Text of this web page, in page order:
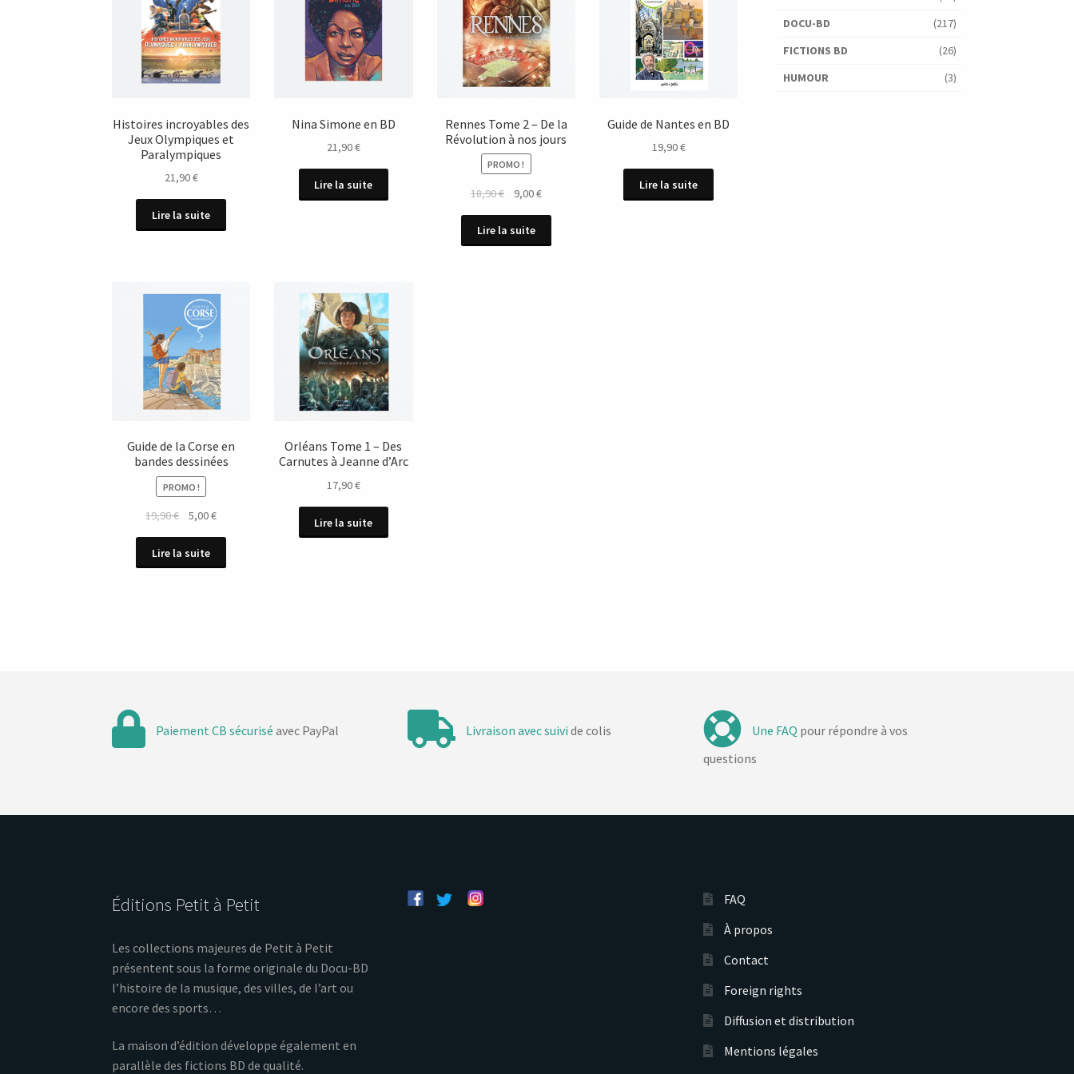
Histoires incroyables des
Jeux Olympiques et
Paralympiques
21,90€
Lire la suite
Nina Simone en BD
21,90€
Lire la suite
Rennes Tome 2 – De la
Révolution à nos jours
PROMO !
18,90€
Le
initial
était :
9,00€Le
est :
Lire la suite
Guide de Nantes en BD
19,90€
Lire la suite
Guide de la Corse en
bandes dessinées
PROMO !
19,90€
Le
initial
était :
5,00€Le
est :
Lire la suite
Orléans Tome 1 – Des
Carnutes à Jeanne d’Arc
17,90€
Lire la suite
DOCU-BD
(217)
FICTIONS BD
(26)
HUMOUR
(3)
Paiement CB sécurisé avec PayPal Livraison avec suivi de colis Une FAQ pour répondre à vos
questions
Éditions Petit à Petit
Les collections majeures de Petit à Petit
présentent sous la forme originale du Docu-BD
l’histoire de la musique, des villes, de l’art ou
encore des sports…
La maison d’édition développe également en
parallèle des fictions BD de qualité.
FAQ
À propos
Contact
Foreign rights
Diffusion et distribution
Mentions légales